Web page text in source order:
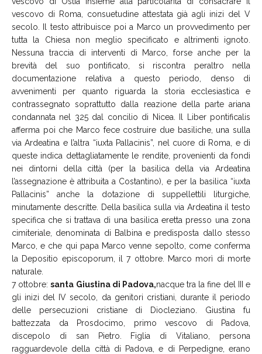
vescovo di Roma, consuetudine attestata già agli inizi del V
secolo. Il testo attribuisce poi a Marco un provvedimento per
tutta la Chiesa non meglio specificato e altrimenti ignoto.
Nessuna traccia di interventi di Marco, forse anche per la
brevità del suo pontificato, si riscontra peraltro nella
documentazione relativa a questo periodo, denso di
avvenimenti per quanto riguarda la storia ecclesiastica e
contrassegnato soprattutto dalla reazione della parte ariana
condannata nel 325 dal concilio di Nicea. Il Liber pontificalis
afferma poi che Marco fece costruire due basiliche, una sulla
via Ardeatina e l’altra “iuxta Pallacinis”, nel cuore di Roma, e di
queste indica dettagliatamente le rendite, provenienti da fondi
nei dintorni della città (per la basilica della via Ardeatina
l’assegnazione è attribuita a Costantino), e per la basilica “iuxta
Pallacinis” anche la dotazione di suppellettili liturgiche,
minutamente descritte. Della basilica sulla via Ardeatina il testo
specifica che si trattava di una basilica eretta presso una zona
cimiteriale, denominata di Balbina e predisposta dallo stesso
Marco, e che qui papa Marco venne sepolto, come conferma
la Depositio episcoporum, il 7 ottobre. Marco morì di morte
naturale.
7 ottobre:santa Giustina di Padova,nacque tra la fine del III e
gli inizi del IV secolo, da genitori cristiani, durante il periodo
delle persecuzioni cristiane di Diocleziano. Giustina fu
battezzata da Prosdocimo, primo vescovo di Padova,
discepolo di san Pietro. Figlia di Vitaliano, persona
ragguardevole della città di Padova, e di Perpedigne, erano